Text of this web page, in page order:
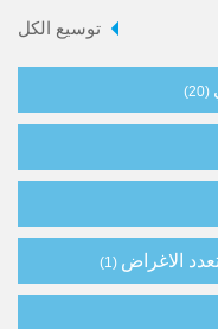
توسيع الكل
(20)
الاغراض (1)